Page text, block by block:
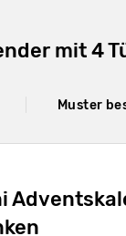
mit 4
Muster